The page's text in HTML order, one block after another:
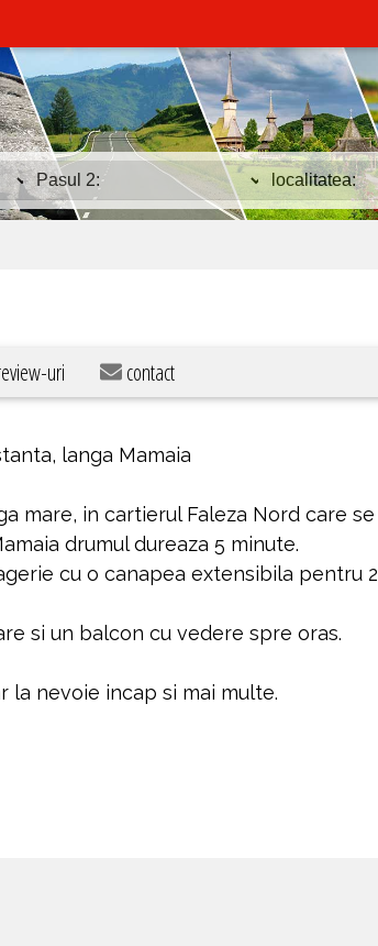
uri contact
langa Mamaia
mare, in cartierul Faleza Nord care se
drumul dureaza 5 minute.
cu o canapea extensibila pentru 2
si un balcon cu vedere spre oras.
nevoie incap si mai multe.